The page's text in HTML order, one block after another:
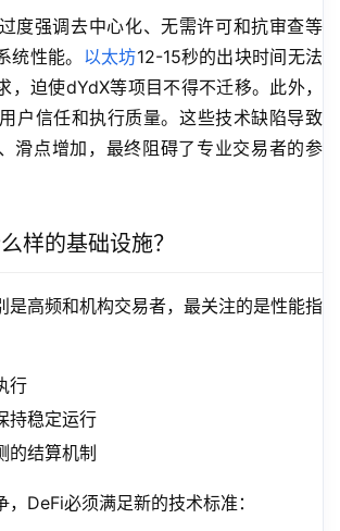
度强调去中心化、无需许可和抗审查等
统性能。 以太坊12-15秒的出块时间无法
，迫使dYdX等项目不得不迁移。此外，
户信任和执行质量。这些技术缺陷导致
滑点增加，最终阻碍了专业交易者的参
样的基础设施？
是高频和机构交易者，最关注的是性能指
行
持稳定运行
的结算机制
DeFi必须满足新的技术标准：